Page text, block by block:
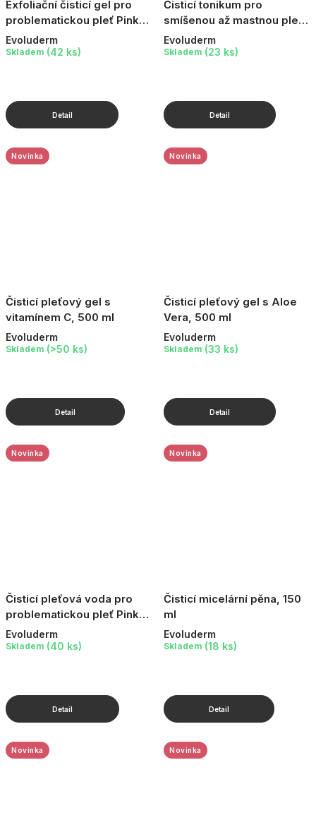
Exfoliační čisticí gel pro
problematickou pleť Pink
Grapefruit, 150 ml
Evoluderm
Skladem (42 ks)
Čisticí tonikum pro
smíšenou až mastnou pleť,
250 ml
Evoluderm
Skladem (23 ks)
Čisticí pleťový gel s
vitamínem C, 500 ml
Novinka
Evoluderm
Skladem (>50 ks)
Čisticí pleťový gel s Aloe
Vera, 500 ml
Novinka
Evoluderm
Skladem (33 ks)
Čisticí pleťová voda pro
problematickou pleť Pink
Grapefruit, 200 ml
Novinka
Evoluderm
Skladem (40 ks)
Čisticí micelární pěna, 150
ml
Novinka
Evoluderm
Skladem (18 ks)
Novinka Novinka